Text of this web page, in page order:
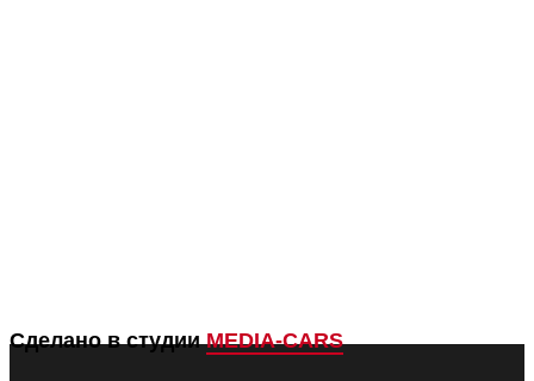
Сделано в студии MEDIA-CARS